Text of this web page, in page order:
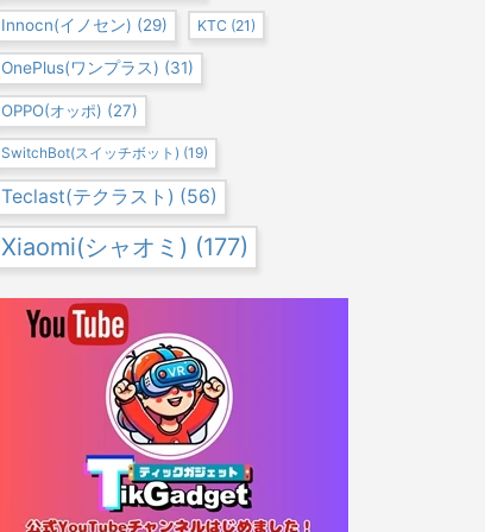
Innocn(イノセン) (29) KTC (21)
OnePlus(ワンプラス) (31)
OPPO(オッポ) (27)
SwitchBot(スイッチボット) (19)
Teclast(テクラスト) (56)
Xiaomi(シャオミ) (177)